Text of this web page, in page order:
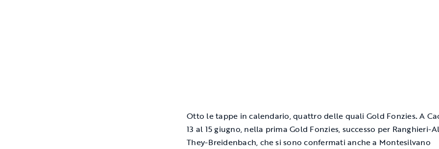
Otto le tappe in calendario, quattro delle quali Gold Fonzies.A
13 al 15 giugno, nella prima Gold Fonzies, successo per Ranghieri-
They-Breidenbach, che si sono confermati anche a Montesilvano